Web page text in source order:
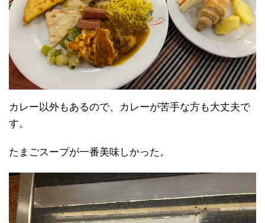
カレー以外もあるので、カレーが苦手な方も大丈夫で
す。
たまごスープが一番美味しかった。